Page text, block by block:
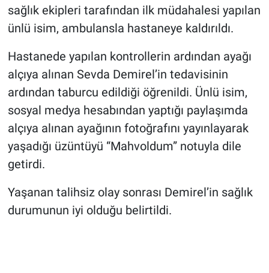
sağlık ekipleri tarafından ilk müdahalesi yapılan
ünlü isim, ambulansla hastaneye kaldırıldı.
Hastanede yapılan kontrollerin ardından ayağı
alçıya alınan Sevda Demirel’in tedavisinin
ardından taburcu edildiği öğrenildi. Ünlü isim,
sosyal medya hesabından yaptığı paylaşımda
alçıya alınan ayağının fotoğrafını yayınlayarak
yaşadığı üzüntüyü “Mahvoldum” notuyla dile
getirdi.
Yaşanan talihsiz olay sonrası Demirel’in sağlık
durumunun iyi olduğu belirtildi.